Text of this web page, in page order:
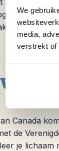
We
media,
verstrekt of
te
heeft,
Canada
de
je